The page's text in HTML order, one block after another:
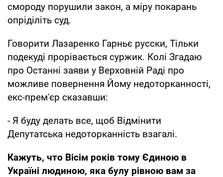
смороду порушили закон, а міру покарань
опріділіть суд.
Говорити Лазаренко Гарньє русски, Тільки
подекуді прорівається суржик. Колі Згадаю
про Останні заяви у Верховній Раді про
можливе повернення Йому недоторканності,
екс-прем'єр сказавши:
- Я буду делать все, щоб Відмінити
Депутатська недоторканність взагалі.
Кажуть, что Вісім років тому Єдиною в
Україні людиною, яка булу рівною вам за